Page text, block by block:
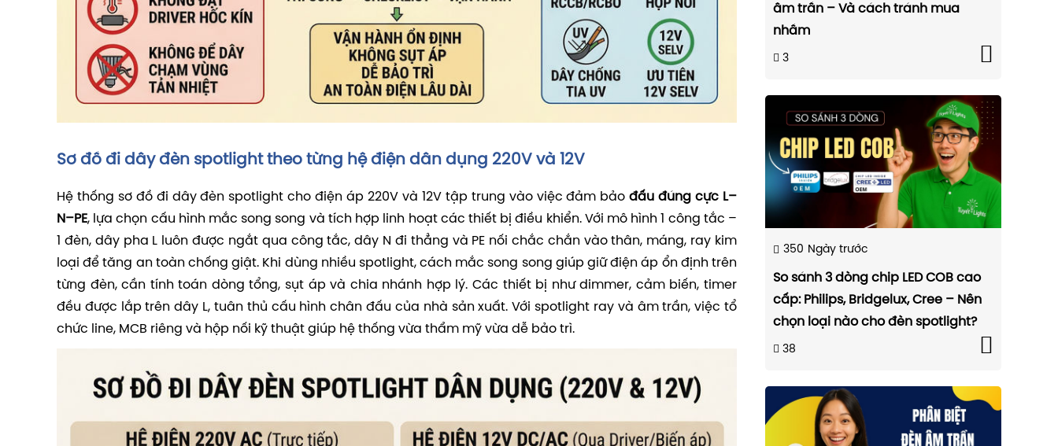
Sơ đồ đi dây đèn spotlight theo từng hệ điện dân dụng 220V và 12V
Hệ thống sơ đồ đi dây đèn spotlight cho điện áp 220V và 12V tập trung vào việc đảm bảođấu đúng cực L–
N–PE, lựa chọn cấu hình mắc song song và tích hợp linh hoạt các thiết bị điều khiển. Với mô hình 1 công tắc –
1 đèn, dây pha L luôn được ngắt qua công tắc, dây N đi thẳng và PE nối chắc chắn vào thân, máng, ray kim
loại để tăng an toàn chống giật. Khi dùng nhiều spotlight, cách mắc song song giúp giữ điện áp ổn định trên
từng đèn, cần tính toán dòng tổng, sụt áp và chia nhánh hợp lý. Các thiết bị như dimmer, cảm biến, timer
đều được lắp trên dây L, tuân thủ cấu hình chân đấu của nhà sản xuất. Với spotlight ray và âm trần, việc tổ
chức line, MCB riêng và hộp nối kỹ thuật giúp hệ thống vừa thẩm mỹ vừa dễ bảo trì.
âm trần – Và cách tránh mua
nhầm
3
350 Ngày trước
So sánh 3 dòng chip LED COB cao
cấp: Philips, Bridgelux, Cree – Nên
chọn loại nào cho đèn spotlight?
38